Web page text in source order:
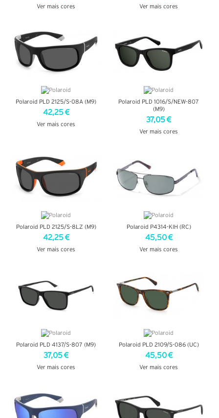
Ver mais cores Ver mais cores
Polaroid PLD 2125/S-08A (M9)
42,25 €
Ver mais cores
Polaroid PLD 1016/S/NEW-807
(M9)
37,05 €
Ver mais cores
Polaroid PLD 2125/S-8LZ (M9)
42,25 €
Ver mais cores
Polaroid P4314-KIH (RC)
45,50 €
Ver mais cores
Polaroid PLD 4137/S-807 (M9)
37,05 €
Ver mais cores
Polaroid PLD 2109/S-086 (UC)
45,50 €
Ver mais cores